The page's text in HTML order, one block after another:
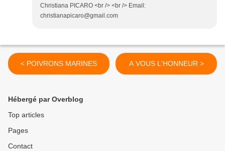
Christiana PICARO <br /> <br /> Email:
christianapicaro@gmail.com
< POIVRONS MARINES A VOUS L'HONNEUR >
Hébergé par Overblog
Top articles
Pages
Contact